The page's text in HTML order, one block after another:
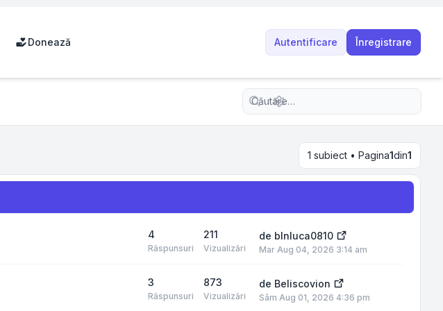
Donează Autentificare Înregistrare
Căutare avansată
1 subiect • Pagina1din1
4
Răspunsuri
211
Vizualizări
de blnluca0810
Mar Aug 04, 2026 3:14 am
3
Răspunsuri
873
Vizualizări
de Beliscovion
Sâm Aug 01, 2026 4:36 pm